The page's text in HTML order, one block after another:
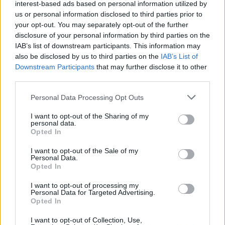
interest-based ads based on personal information utilized by
us or personal information disclosed to third parties prior to
your opt-out. You may separately opt-out of the further
disclosure of your personal information by third parties on the
IAB’s list of downstream participants. This information may
also be disclosed by us to third parties on the IAB’s List of
Downstream Participants that may further disclose it to other
Personal Data Processing Opt Outs
I want to opt-out of the Sharing of my
personal data.
Opted In
I want to opt-out of the Sale of my
Personal Data.
Opted In
I want to opt-out of processing my
Personal Data for Targeted Advertising.
Opted In
I want to opt-out of Collection, Use,
και οι μέρες χωρίς πρόγραμμα
Η πρώην παίκτρια του «My Style Rocks»
και ο Τζίμης Σταθοκωστόπουλος
απέκτησαν πρόσφατα το δεύτερο παιδί
τους
Στέφανος Τσιτσιπάς: Αγκαλιά
με τη σύντροφό του στην
Ελβετία και κοινή βραδινή
έξοδος για δείπνο
ΣΉΜΕΡΑ
Κρίστεν Τομς
και δέχτηκε ανελέητο
τρολάρισμα online
Πολλοί εξέφρασαν απορία για την